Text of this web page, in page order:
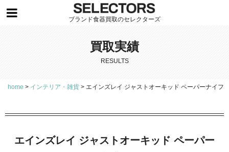
ブランド食器買取のセレクターズ
買取実績
RESULTS
home > インテリア・雑貨 > エインズレイ ジャストオーキッド ペーパーナイフ
エインズレイ ジャストオーキッド ペーパー